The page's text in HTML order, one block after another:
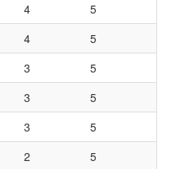
4
5
4
5
3
5
3
5
3
5
2
5